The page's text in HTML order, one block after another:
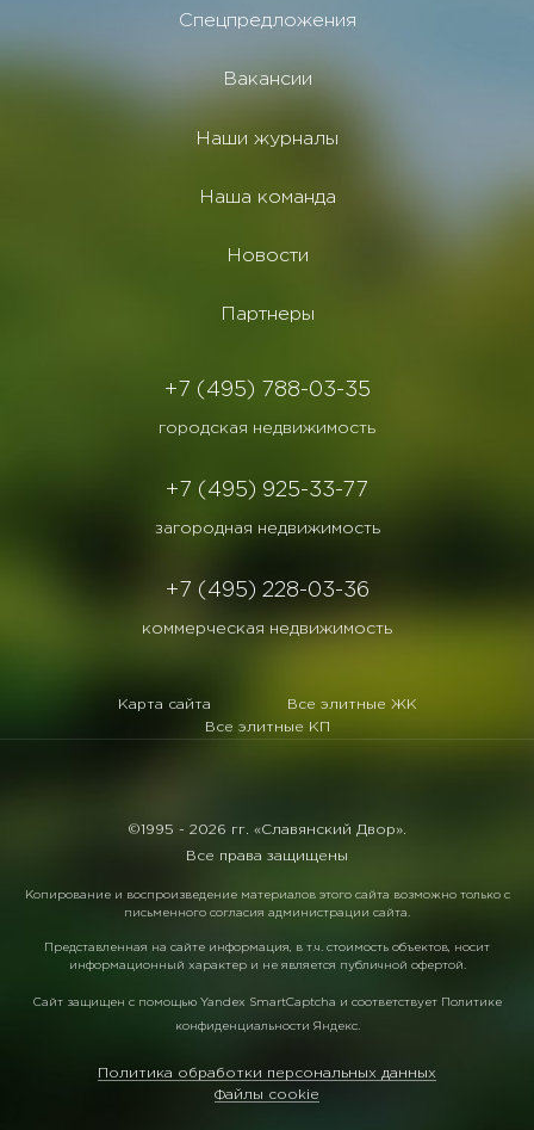
Спецпредложения
Вакансии
Наши журналы
Наша команда
Новости
Партнеры
+7 (495) 788-03-35
городская недвижимость
+7 (495) 925-33-77
загородная недвижимость
+7 (495) 228-03-36
коммерческая недвижимость
Карта сайта
Все элитные ЖК
Все элитные КП
©1995 - 2026 гг. «Славянский Двор».
Все права защищены
Копирование и воспроизведение материалов этого сайта возможно только с
письменного согласия администрации сайта.
Представленная на сайте информация, в т.ч. стоимость объектов, носит
информационный характер и не является публичной офертой.
Сайт защищен с помощью Yandex SmartCaptcha и соответствует Политике
конфиденциальности Яндекс.
Политика обработки персональных данных
Файлы cookie